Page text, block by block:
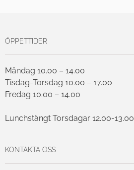
ÖPPETTIDER
Måndag 10.00 – 14.00
Tisdag-Torsdag 10.00 – 17.00
Fredag 10.00 – 14.00
Lunchstängt Torsdagar 12.00-13.00
KONTAKTA OSS